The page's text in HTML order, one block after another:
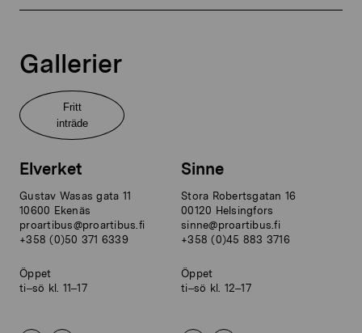
Gallerier
Fritt
inträde
Elverket
Gustav Wasas gata 11
10600 Ekenäs
proartibus@proartibus.fi
+358 (0)50 371 6339
Öppet
ti–sö kl. 11–17
Sinne
Stora Robertsgatan 16
00120 Helsingfors
sinne@proartibus.fi
+358 (0)45 883 3716
Öppet
ti–sö kl. 12–17